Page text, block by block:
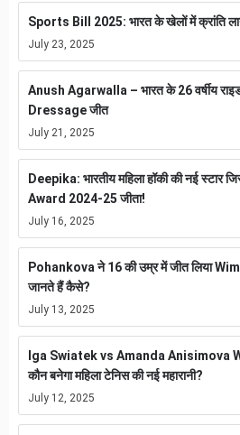
Sports Bill 2025: भारत के खेलों में क्रांति
July 23, 2025
Anush Agarwalla – भारत के 26 वर्षीय
Dressage जीत
July 21, 2025
Deepika: भारतीय महिला हॉकी की नई
Award 2024-25 जीता!
July 16, 2025
Pohankova ने 16 की उम्र में जीत लिया
जानते हैं कैसे?
July 13, 2025
Iga Swiatek vs Amanda Anisimova
कौन बनेगा महिला टेनिस की नई महारानी?
July 12, 2025